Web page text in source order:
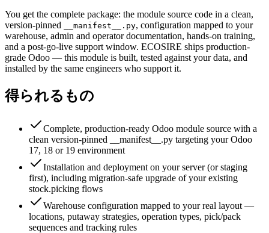
You get the complete package: the module source code in a clean,
version-pinned
__manifest__.py, configuration mapped to your
warehouse, admin and operator documentation, hands-on training,
and a post-go-live support window. ECOSIRE ships production-
grade Odoo — this module is built, tested against your data, and
installed by the same engineers who support it.
得られるもの
Complete, production-ready Odoo module source with a
clean version-pinned __manifest__.py targeting your Odoo
17, 18 or 19 environment
Installation and deployment on your server (or staging
first), including migration-safe upgrade of your existing
stock.picking flows
Warehouse configuration mapped to your real layout —
locations, putaway strategies, operation types, pick/pack
sequences and tracking rules